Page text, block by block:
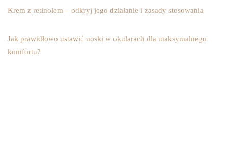
Krem z retinolem – odkryj jego działanie i zasady stosowania
Jak prawidłowo ustawić noski w okularach dla maksymalnego
komfortu?